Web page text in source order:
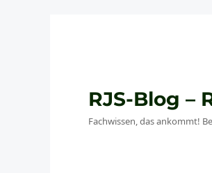
RJS-Blog –
Fachwissen, das ankommt!